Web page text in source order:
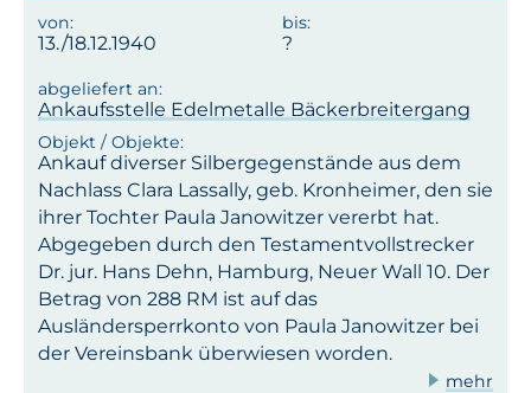
13./18.12.1940
Ankaufsstelle Edelmetalle Bäckerbreitergang
Ankauf diverser Silbergegenstände aus dem
Nachlass Clara Lassally, geb. Kronheimer, den sie
ihrer Tochter Paula Janowitzer vererbt hat.
Abgegeben durch den Testamentvollstrecker
Dr. jur. Hans Dehn, Hamburg, Neuer Wall 10. Der
Betrag von 288 RM ist auf das
Ausländersperrkonto von Paula Janowitzer bei
der Vereinsbank überwiesen worden.
mehr